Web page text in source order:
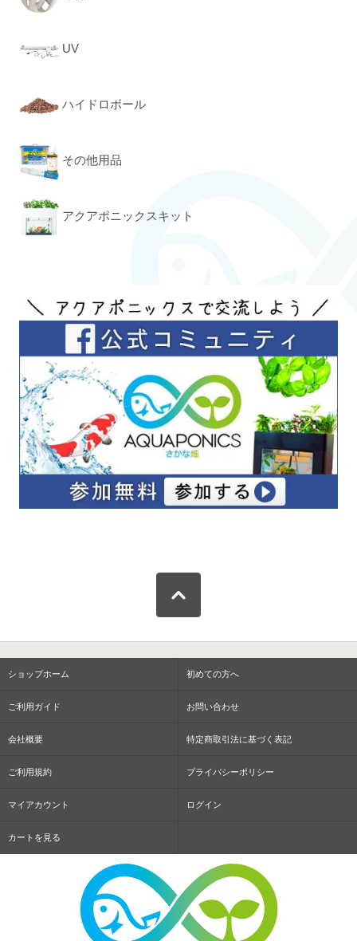
UV
ハイドロボール
その他用品
アクアポニックスキット
ショップホーム 初めての方へ
ご利用ガイド お問い合わせ
会社概要 特定商取引法に基づく表記
ご利用規約 プライバシーポリシー
マイアカウント ログイン
カートを見る